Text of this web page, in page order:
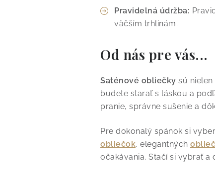
Pravidelná údržba:
väčším trhlinám.
Od nás pre vás...
Saténové obliečky sú
budete starať s láskou a
pranie, správne sušenie a
Pre dokonalý spánok si
obliečok, elegantných
očakávania. Stačí si vybrať